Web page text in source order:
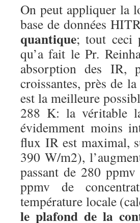
On peut appliquer la
base de données
quantique; tout ceci
qu’a fait le Pr.
absorption des IR,
croissantes, près de
est la meilleure
288 K: la véritable
évidemment moins
flux IR est maximal,
390 W/m2),
passant de 280
ppmv de
température locale
le plafond de la